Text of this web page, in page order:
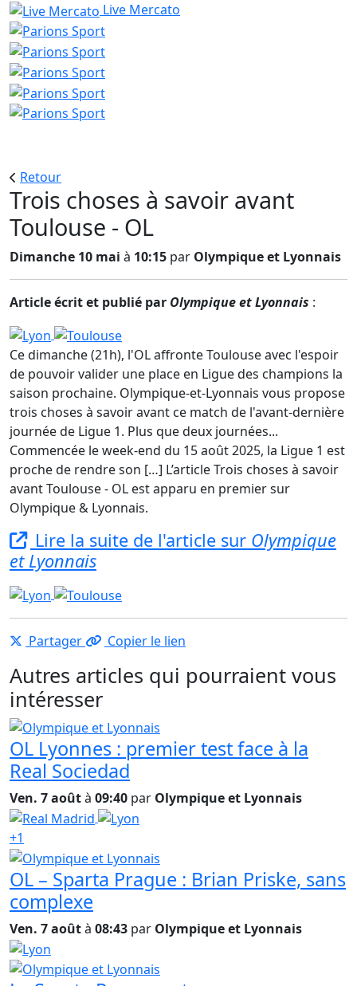
Live Mercato
Retour
Trois choses à savoir avant
Toulouse - OL
Dimanche 10 mai à 10:15 par Olympique et Lyonnais
Article écrit et publié par Olympique et Lyonnais :
Ce dimanche (21h), l'OL affronte Toulouse avec l'espoir
de pouvoir valider une place en Ligue des champions la
saison prochaine. Olympique-et-Lyonnais vous propose
trois choses à savoir avant ce match de l'avant-dernière
journée de Ligue 1. Plus que deux journées...
Commencée le week-end du 15 août 2025, la Ligue 1 est
proche de rendre son […] L’article Trois choses à savoir
avant Toulouse - OL est apparu en premier sur
Olympique & Lyonnais.
Lire la suite de l'article sur Olympique
et Lyonnais
Partager Copier le lien
Autres articles qui pourraient vous
intéresser
OL Lyonnes : premier test face à la
Real Sociedad
Ven. 7 aoûtà 09:40 par Olympique et Lyonnais
+1
OL – Sparta Prague : Brian Priske, sans
complexe
Ven. 7 aoûtà 08:43 par Olympique et Lyonnais